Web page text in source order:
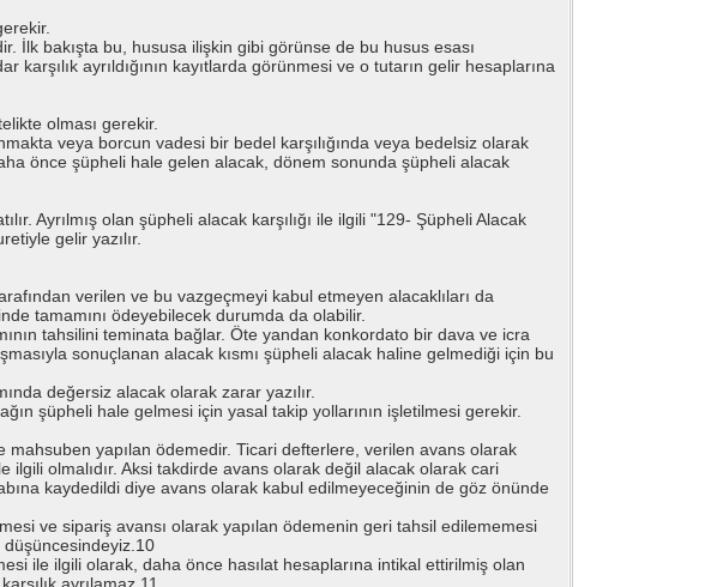
İlk bakışta bu, hususa ilişkin gibi görünse de bu husus esası
ayrıldığının kayıtlarda görünmesi ve o tutarın gelir hesaplarına
olması gerekir.
veya borcun vadesi bir bedel karşılığında veya bedelsiz olarak
önce şüpheli hale gelen alacak, dönem sonunda şüpheli alacak
Ayrılmış olan şüpheli alacak karşılığı ile ilgili "129- Şüpheli Alacak
gelir yazılır.
verilen ve bu vazgeçmeyi kabul etmeyen alacaklıları da
tamamını ödeyebilecek durumda da olabilir.
tahsilini teminata bağlar. Öte yandan konkordato bir dava ve icra
sonuçlanan alacak kısmı şüpheli alacak haline gelmediği için bu
değersiz alacak olarak zarar yazılır.
şüpheli hale gelmesi için yasal takip yollarının işletilmesi gerekir.
yapılan ödemedir. Ticari defterlere, verilen avans olarak
olmalıdır. Aksi takdirde avans olarak değil alacak olarak cari
kaydedildi diye avans olarak kabul edilmeyeceğinin de göz önünde
ve sipariş avansı olarak yapılan ödemenin geri tahsil edilememesi
düşüncesindeyiz.10
ile ilgili olarak, daha önce hasılat hesaplarına intikal ettirilmiş olan